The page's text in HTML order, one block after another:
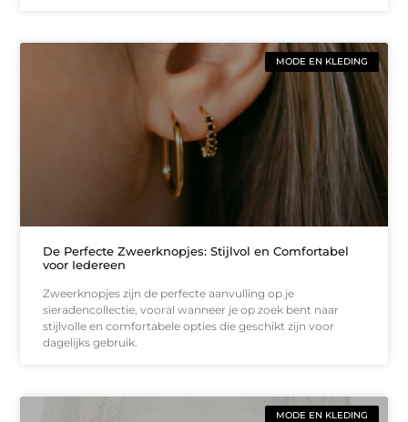
MODE EN KLEDING
De Perfecte Zweerknopjes: Stijlvol en Comfortabel
voor Iedereen
Zweerknopjes zijn de perfecte aanvulling op je
sieradencollectie, vooral wanneer je op zoek bent naar
stijlvolle en comfortabele opties die geschikt zijn voor
dagelijks gebruik.
MODE EN KLEDING